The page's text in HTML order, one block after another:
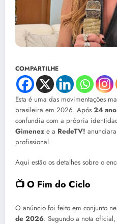
COMPARTILHE
Esta é uma das movimentações
brasileira em 2026. Após 24
confundia com a própria
Gimenez e a RedeTV!
profissional.
Aqui estão os detalhes sobre o
📺 O Fim do Ciclo
O anúncio foi feito em conjunto
de 2026. Segundo a nota